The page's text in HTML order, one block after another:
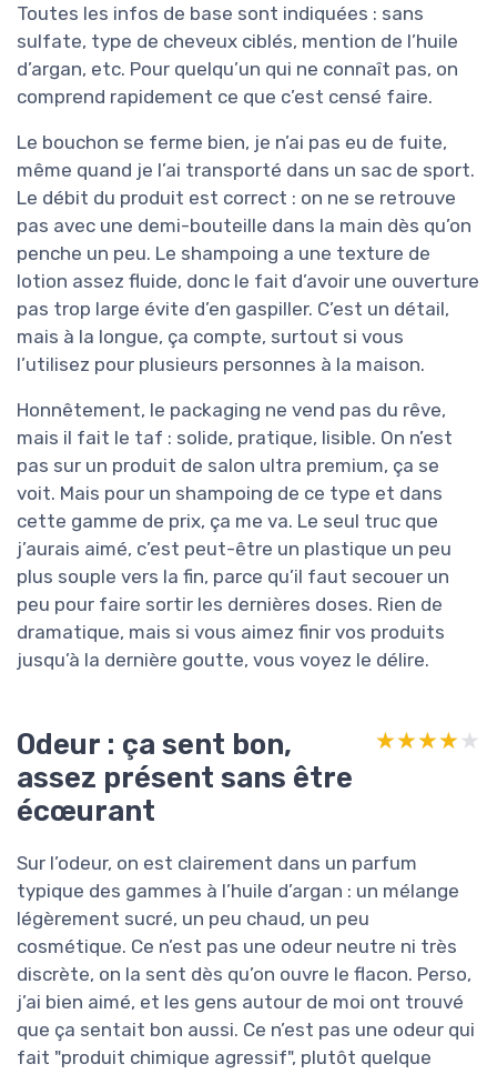
Toutes les infos de base sont indiquées : sans
sulfate, type de cheveux ciblés, mention de l’huile
d’argan, etc. Pour quelqu’un qui ne connaît pas, on
comprend rapidement ce que c’est censé faire.
Le bouchon se ferme bien, je n’ai pas eu de fuite,
même quand je l’ai transporté dans un sac de sport.
Le débit du produit est correct : on ne se retrouve
pas avec une demi-bouteille dans la main dès qu’on
penche un peu. Le shampoing a une texture de
lotion assez fluide, donc le fait d’avoir une ouverture
pas trop large évite d’en gaspiller. C’est un détail,
mais à la longue, ça compte, surtout si vous
l’utilisez pour plusieurs personnes à la maison.
Honnêtement, le packaging ne vend pas du rêve,
mais il fait le taf : solide, pratique, lisible. On n’est
pas sur un produit de salon ultra premium, ça se
voit. Mais pour un shampoing de ce type et dans
cette gamme de prix, ça me va. Le seul truc que
j’aurais aimé, c’est peut-être un plastique un peu
plus souple vers la fin, parce qu’il faut secouer un
peu pour faire sortir les dernières doses. Rien de
dramatique, mais si vous aimez finir vos produits
jusqu’à la dernière goutte, vous voyez le délire.
Odeur : ça sent bon,
assez présent sans être
écœurant
★★★★★
★★★★★
Sur l’odeur, on est clairement dans un parfum
typique des gammes à l’huile d’argan : un mélange
légèrement sucré, un peu chaud, un peu
cosmétique. Ce n’est pas une odeur neutre ni très
discrète, on la sent dès qu’on ouvre le flacon. Perso,
j’ai bien aimé, et les gens autour de moi ont trouvé
que ça sentait bon aussi. Ce n’est pas une odeur qui
fait "produit chimique agressif", plutôt quelque